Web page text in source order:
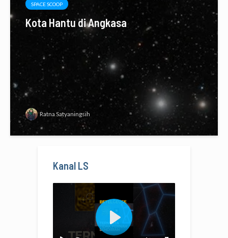
SPACE SCOOP
Kota Hantu di Angkasa
Ratna Satyaningsih
Kanal LS